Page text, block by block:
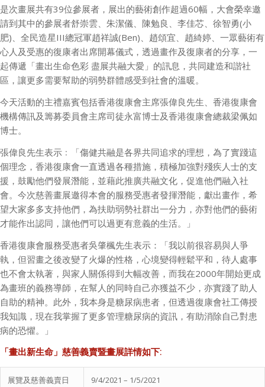
是次畫展共有39位參展者，展出的藝術創作超過60幅，大會榮幸邀
請到其中的參展者舒崇雲、朱潔儀、陳勉良、李佳芯、徐智勇(小
肥)、全民造星III總冠軍趙祥誠(Ben)、趙頌宜、趙綺婷、一眾藝術有
心人及受惠的復康者出席開幕儀式，透過畫作及復康者的分享，一
起傳遞「畫出生命色彩 盡展共融大愛」的訊息，共同建造和諧社
區，讓更多需要幫助的弱勢群體感受到社會的溫暖。
今天活動的主禮嘉賓包括香港復康會主席張偉良先生、香港復康會
機構傳訊及籌募委員會主席司徒永富博士及香港復康會總裁梁佩如
博士。
張偉良先生表示﹕「傷健共融是各界共同追求的理想，為了實踐這
個理念，香港復康會一直透過各種措施，積極加強對殘疾人士的支
援，鼓勵他們發展潛能，並藉此推廣共融文化，促進他們融入社
會。今次慈善畫展邀得本會的服務受惠者發揮潛能，獻出畫作，希
望大家多多支持他們，為扶助弱勢社群出一分力，亦對他們的藝術
才能作出認同，讓他們可以過更有意義的生活。」
香港復康會服務受惠者吳肇楓先生表示：「我以前很容易與人爭
執，但習畫之後改變了火爆的性格，心境變得輕鬆平和，待人處事
也不會太執著，與家人關係得到大幅改善，而我在2000年開始更成
為畫班的義務導師，在幫人的同時自己亦獲益不少，亦實踐了助人
自助的精神。此外，我本身是糖尿病患者，但透過復康會社工傳授
我知識，現在我掌握了更多管理糖尿病的資訊，有助消除自己對患
病的恐懼。」
「畫出新生命」慈善義賣暨畫展詳情如下:
展覽及慈善義賣日 9/4/2021 – 1/5/2021